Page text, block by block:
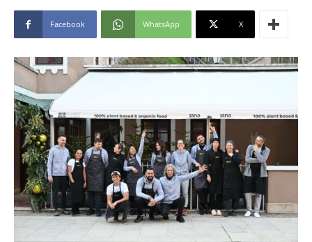
Facebook WhatsApp X